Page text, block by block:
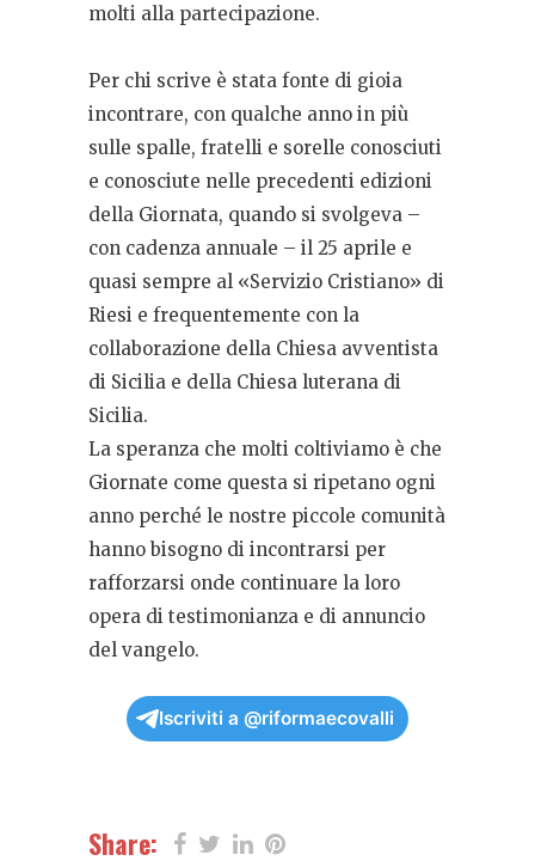
molti alla partecipazione.
Per chi scrive è stata fonte di gioia
incontrare, con qualche anno in più
sulle spalle, fratelli e sorelle conosciuti
e conosciute nelle precedenti edizioni
della Giornata, quando si svolgeva –
con cadenza annuale – il 25 aprile e
quasi sempre al «Servizio Cristiano» di
Riesi e frequentemente con la
collaborazione della Chiesa avventista
di Sicilia e della Chiesa luterana di
Sicilia.
La speranza che molti coltiviamo è che
Giornate come questa si ripetano ogni
anno perché le nostre piccole comunità
hanno bisogno di incontrarsi per
rafforzarsi onde continuare la loro
opera di testimonianza e di annuncio
del vangelo.
Iscriviti a @riformaecovalli
Share: